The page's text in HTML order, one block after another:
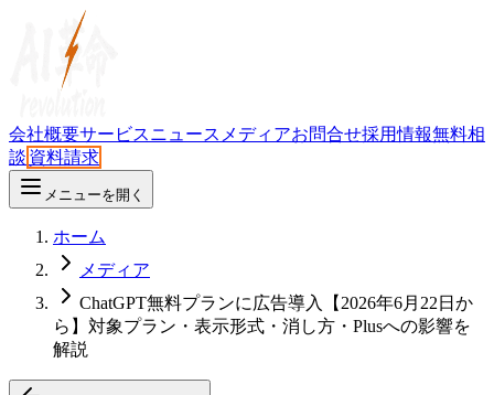
会社概要サービスニュース メディアお問合せ採用情報無料相
談 資料請求
メニューを開く
ホーム
メディア
ChatGPT無料プランに広告導入【2026年6月22日か
ら】対象プラン・表示形式・消し方・Plusへの影響を
解説